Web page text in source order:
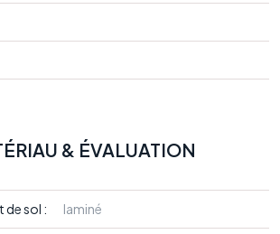
& ÉVALUATION
de sol : laminé